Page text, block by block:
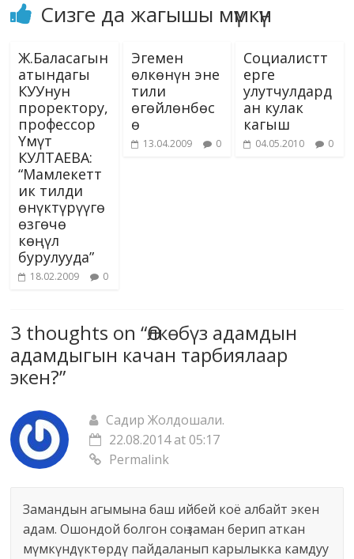
Сизге да жагышы мүмкүн
Ж.Баласагын
атындагы
КУУнун
проректору,
профессор
Үмүт
КУЛТАЕВА:
“Мамлекетт
ик тилди
өнүктүрүүгө
өзгөчө
көңүл
бурулууда”
18.02.2009 0
Эгемен
өлкөнүн эне
тили
өгөйлөнбөс
ө
13.04.2009 0
Социалистт
ерге
улутчулдард
ан кулак
кагыш
04.05.2010 0
3 thoughts on “Өлкөбүз адамдын
адамдыгын качан тарбиялаар
экен?”
Садир Жолдошали.
22.08.2014 at 05:17
Permalink
Замандын агымына баш ийбей коё албайт экен
адам. Ошондой болгон соң заман берип аткан
мүмкүндүктөрдү пайдаланып карылыкка камдуу